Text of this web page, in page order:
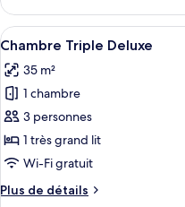
Loire
le
type
de
Chambre
Deluxe
Loire
Afficher
toutes
les
photos
pour
ce
type
chambre :
6
Chambre Triple Deluxe
35 m²
1 chambre
3 personnes
1 très grand lit
Wi-Fi gratuit
Plus de détails
Plus